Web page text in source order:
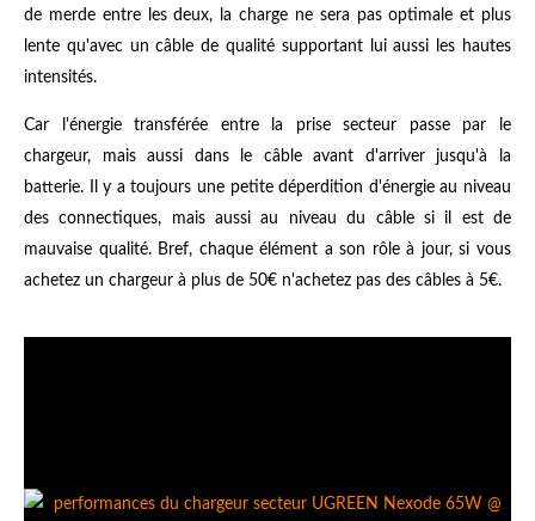
de merde entre les deux, la charge ne sera pas optimale et plus
lente qu'avec un câble de qualité supportant lui aussi les hautes
intensités.
Car l'énergie transférée entre la prise secteur passe par le
chargeur, mais aussi dans le câble avant d'arriver jusqu'à la
batterie. Il y a toujours une petite déperdition d'énergie au niveau
des connectiques, mais aussi au niveau du câble si il est de
mauvaise qualité. Bref, chaque élément a son rôle à jour, si vous
achetez un chargeur à plus de 50€ n'achetez pas des câbles à 5€.